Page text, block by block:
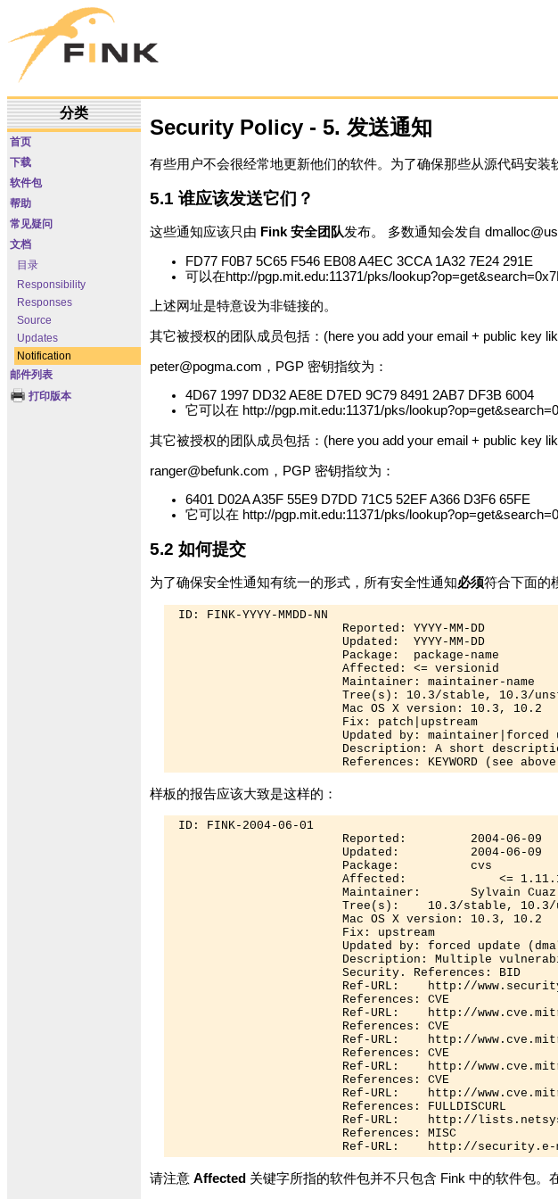
分类
首页
下载
软件包
帮助
常见疑问
文档
目录
Responsibility
Responses
Source
Updates
Notification
邮件列表
打印版本
Security Policy - 5. 发送通知
有些用户不会很经常地更新他们的软件。为了确保那些从源代码安
5.1 谁应该发送它们？
这些通知应该只由 Fink 安全团队发布。 多数通知会发自
FD77 F0B7 5C65 F546 EB08 A4EC 3CCA 1A32 7E24 291E
可以在http://pgp.mit.edu:11371/pks/
上述网址是特意设为非链接的。
其它被授权的团队成员包括：(here you add your email + public key
peter@pogma.com ，PGP 密钥指纹为：
4D67 1997 DD32 AE8E D7ED 9C79 8491 2AB7 DF3B 6004
它可以在 http://pgp.mit.edu:11371/pks/
其它被授权的团队成员包括：(here you add your email + public key
ranger@befunk.com ，PGP 密钥指纹为：
6401 D02A A35F 55E9 D7DD 71C5 52EF A366 D3F6 65FE
它可以在 http://pgp.mit.edu:11371/pks/
5.2 如何提交
为了确保安全性通知有统一的形式，所有安全性通知必须符合下面的
ID: FINK-YYYY-MMDD-NN
                        Reported: YYYY-MM-DD
                        Updated:  YYYY-MM-DD
                        Package:  package-name
                        Affected: <= versionid
                        Maintainer: maintainer-name
Tree(s): 10.3/stable, 10.3/
                        Mac OS X version: 10.3, 10.2
                        Fix: patch|upstream
Updated by: maintainer|forced
Description: A short
References: KEYWORD (see
样板的报告应该大致是这样的：
ID: FINK-2004-06-01
                        Reported:         2004-06-09
                        Updated:          2004-06-09
                        Package:          cvs
Affected:             <=
                        Maintainer:       Sylvain Cuaz
Tree(s):    10.3/stable,
                        Mac OS X version: 10.3, 10.2
                        Fix: upstream
                        Updated by: forced update (
Description: Multiple
                        Security. References: BID
Ref-URL:    http://
                        References: CVE
Ref-URL:    http://
                        References: CVE
Ref-URL:    http://
                        References: CVE
Ref-URL:    http://
                        References: CVE
Ref-URL:    http://
                        References: FULLDISCURL
Ref-URL:    http://
                        References: MISC
Ref-URL:    http://
请注意 Affected 关键字所指的软件包并不只包含 Fink 中的软件包。